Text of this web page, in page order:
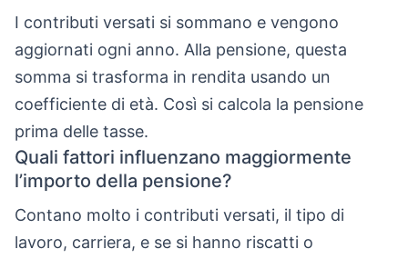
I contributi versati si sommano e vengono
aggiornati ogni anno. Alla pensione, questa
somma si trasforma in rendita usando un
coefficiente di età. Così si calcola la pensione
prima delle tasse.
Quali fattori influenzano maggiormente
l’importo della pensione?
Contano molto i contributi versati, il tipo di
lavoro, carriera, e se si hanno riscatti o